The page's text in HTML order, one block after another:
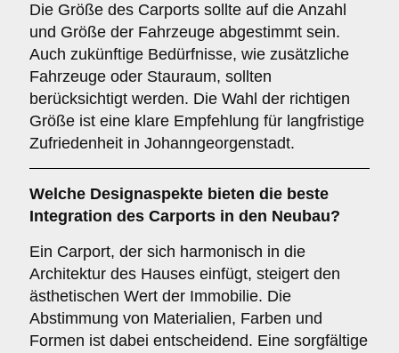
Die Größe des Carports sollte auf die Anzahl
und Größe der Fahrzeuge abgestimmt sein.
Auch zukünftige Bedürfnisse, wie zusätzliche
Fahrzeuge oder Stauraum, sollten
berücksichtigt werden. Die Wahl der richtigen
Größe ist eine klare Empfehlung für langfristige
Zufriedenheit in Johanngeorgenstadt.
Welche Designaspekte bieten die beste
Integration des Carports in den Neubau?
Ein Carport, der sich harmonisch in die
Architektur des Hauses einfügt, steigert den
ästhetischen Wert der Immobilie. Die
Abstimmung von Materialien, Farben und
Formen ist dabei entscheidend. Eine sorgfältige